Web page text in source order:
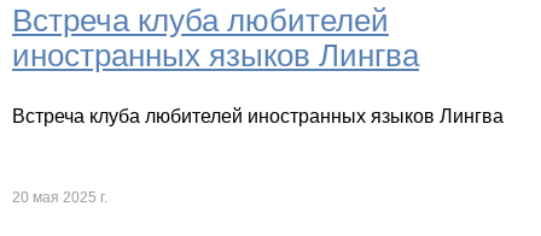
Встреча клуба любителей
иностранных языков Лингва
Встреча клуба любителей иностранных языков Лингва
20 мая 2025 г.